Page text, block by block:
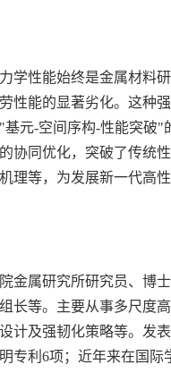
学性能始终是金属材料
性能的显著劣化。这种
元-空间序构-性能突破
协同优化，突破了传统
理等，为发展新一代高
金属研究所研究员、博
长等。主要从事多尺度
计及强韧化策略等。发
专利6项；近年来在国际